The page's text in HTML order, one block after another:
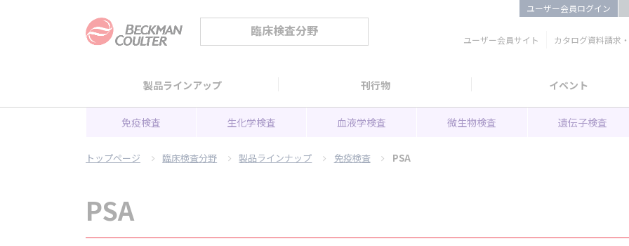
臨床検査分野
ユーザー会員ログイン
ユーザー会員サイト カタログ資料請求
製品ラインアップ 刊行物 イベント
免疫検査 生化学検査 血液学検査 微生物検査 遺伝子検査
トップページ 臨床検査分野 製品ラインナップ 免疫検査 PSA
PSA